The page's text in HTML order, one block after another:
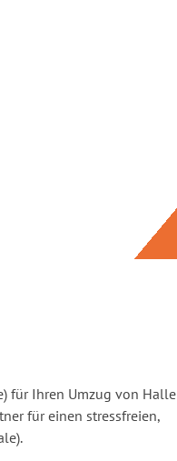
für Ihren Umzug von Halle
für einen stressfreien,